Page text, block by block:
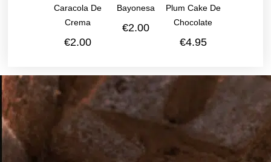
Caracola De
Crema
€2.00
Bayonesa
€2.00
Plum Cake De
Chocolate
€4.95